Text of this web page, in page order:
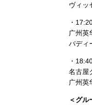
ヴィッ
・
广州英
バディ
・
名古屋
广州英
＜グル